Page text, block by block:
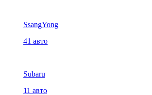
SsangYong
41 авто
Subaru
11 авто